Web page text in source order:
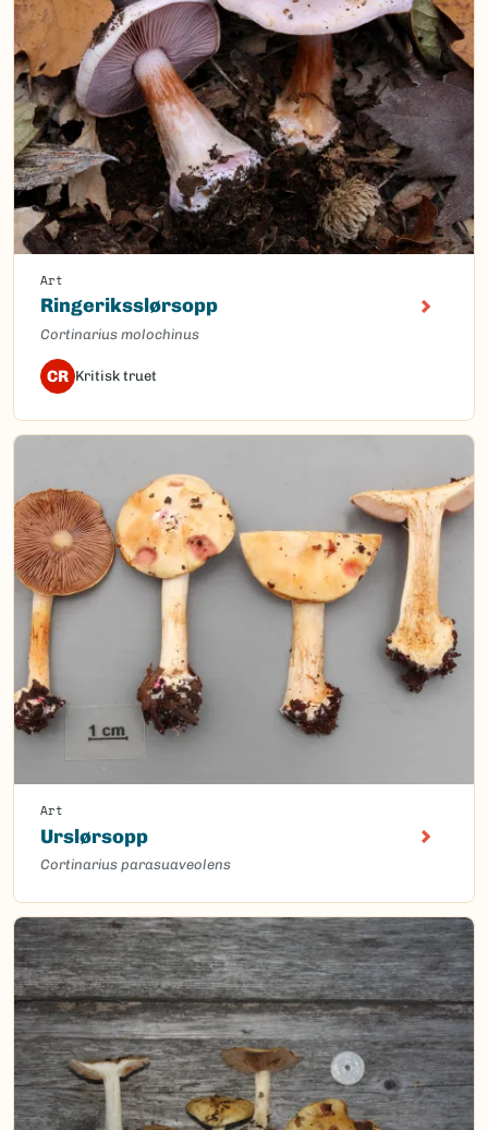
Art
Ringeriksslørsopp
Cortinarius molochinus
CR Kritisk truet
Art
Urslørsopp
Cortinarius parasuaveolens